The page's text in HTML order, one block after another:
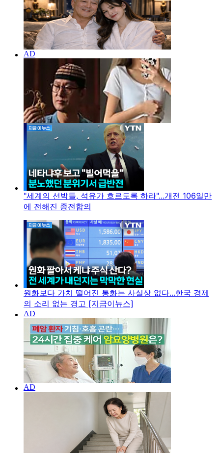
"세계의 선박들, 석유가 흐르도록 하라"...개전 106일만
에 전해진 종전합의
원화보다 가치 떨어진 통화는 사실상 없다...한국 경제
의 소리 없는 경고 [지금이뉴스]